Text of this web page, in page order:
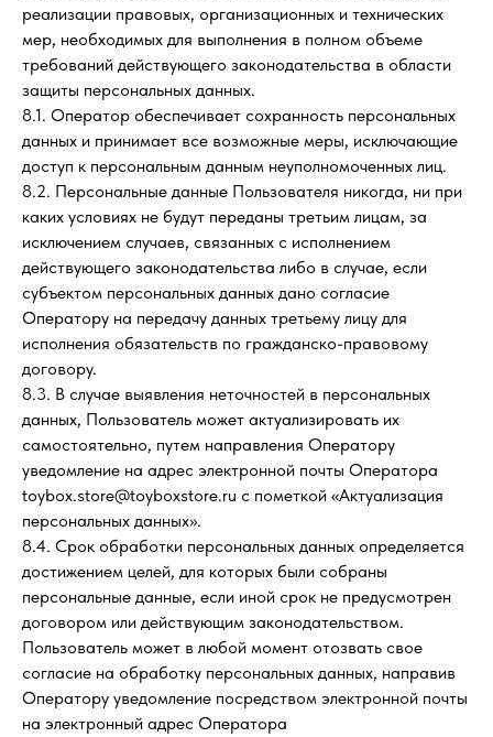
реализации правовых, организационных и технических
мер, необходимых для выполнения в полном объеме
требований действующего законодательства в области
защиты персональных данных.
8.1. Оператор обеспечивает сохранность персональных
данных и принимает все возможные меры, исключающие
доступ к персональным данным неуполномоченных лиц.
8.2. Персональные данные Пользователя никогда, ни при
каких условиях не будут переданы третьим лицам, за
исключением случаев, связанных с исполнением
действующего законодательства либо в случае, если
субъектом персональных данных дано согласие
Оператору на передачу данных третьему лицу для
исполнения обязательств по гражданско-правовому
договору.
8.3. В случае выявления неточностей в персональных
данных, Пользователь может актуализировать их
самостоятельно, путем направления Оператору
уведомление на адрес электронной почты Оператора
toybox.store@toyboxstore.ru с пометкой «Актуализация
персональных данных».
8.4. Срок обработки персональных данных определяется
достижением целей, для которых были собраны
персональные данные, если иной срок не предусмотрен
договором или действующим законодательством.
Пользователь может в любой момент отозвать свое
согласие на обработку персональных данных, направив
Оператору уведомление посредством электронной почты
на электронный адрес Оператора